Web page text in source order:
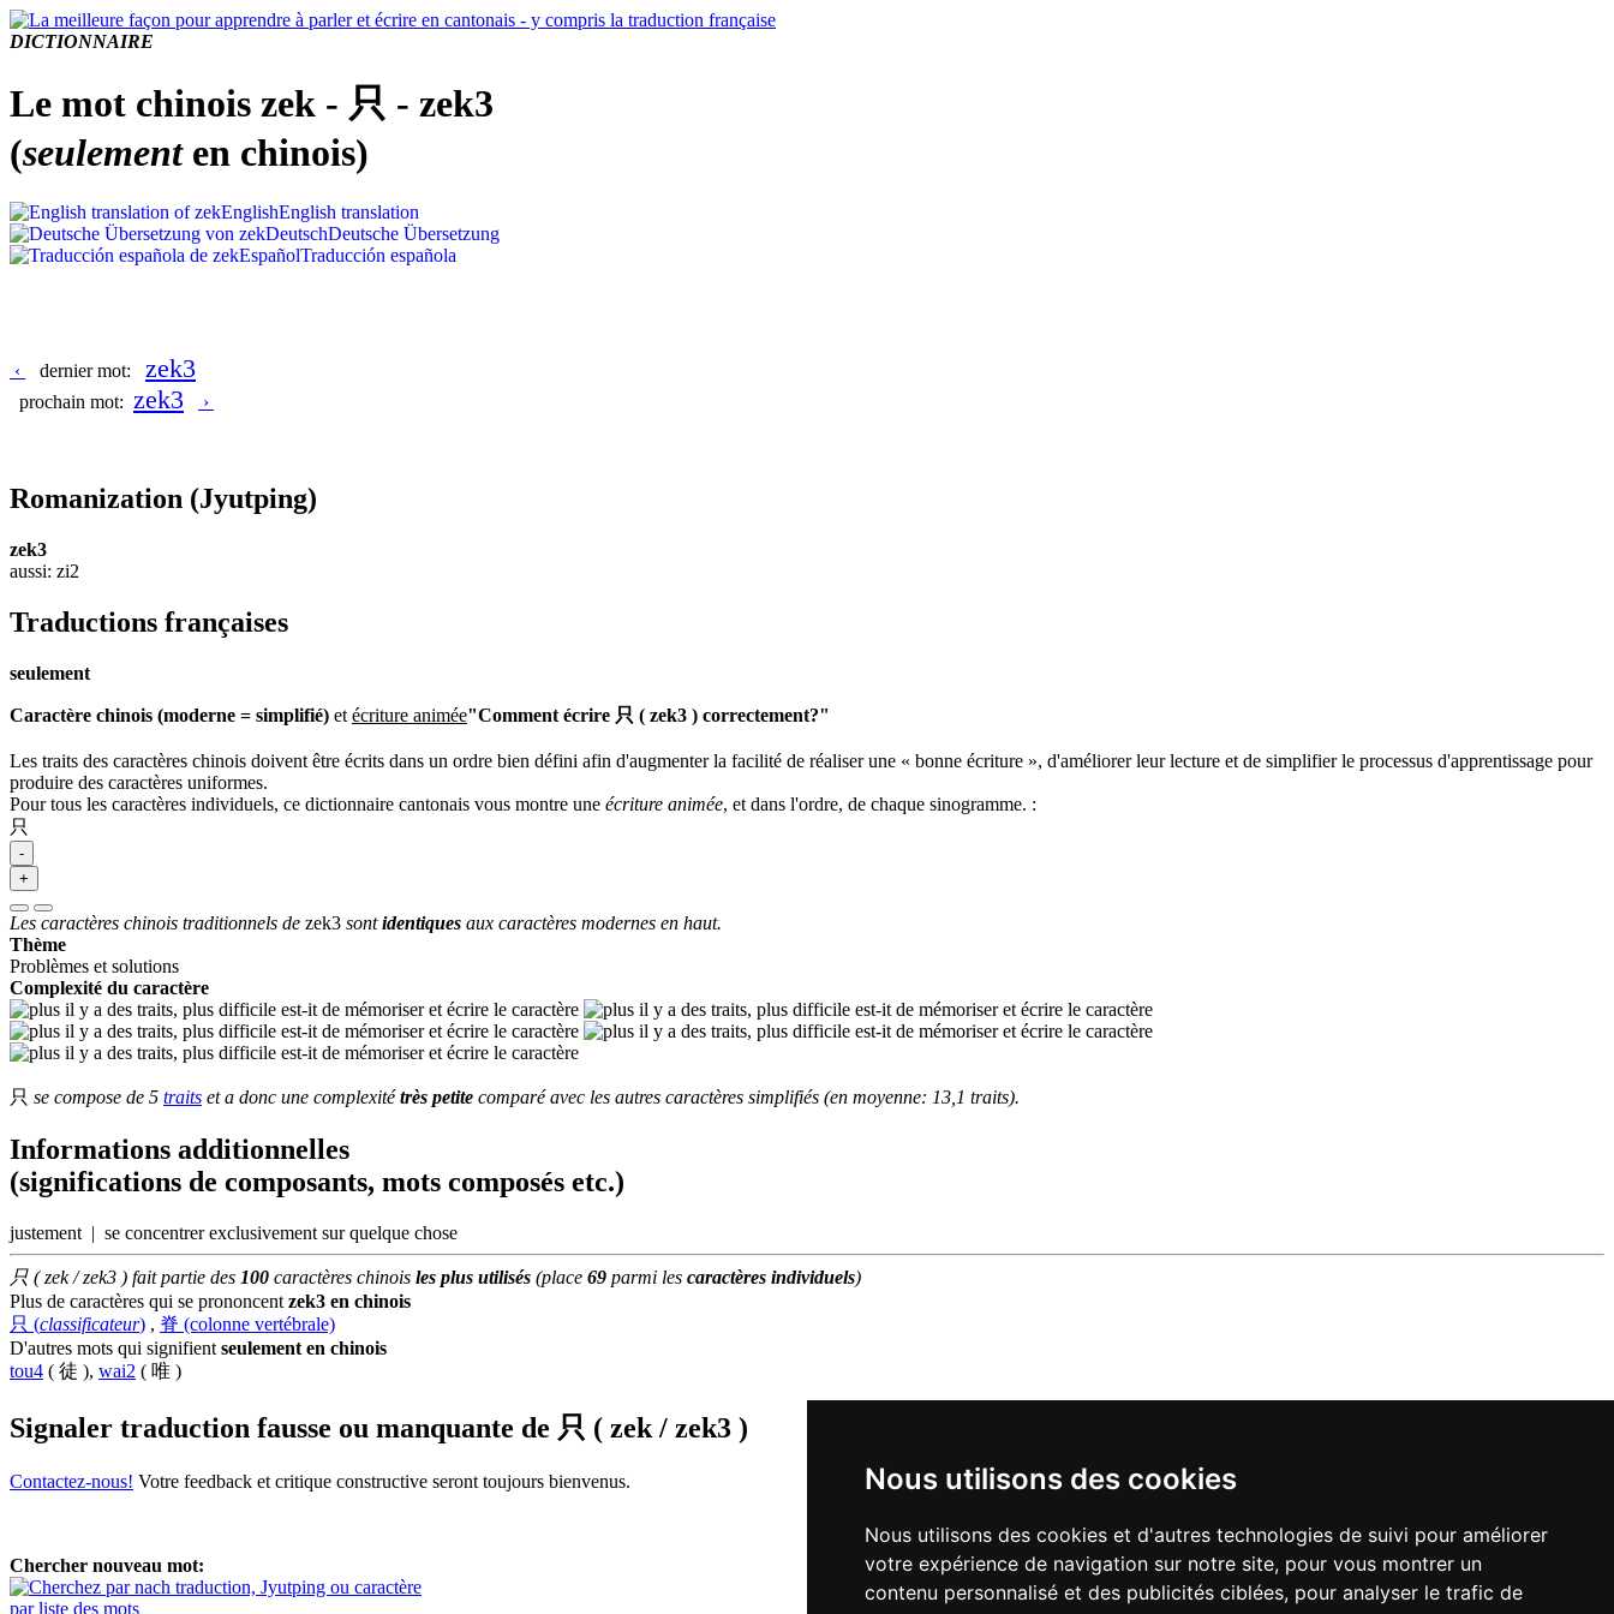
Nous utilisons des cookies
Nous utilisons des cookies et d'autres technologies de suivi pour améliorer
votre expérience de navigation sur notre site, pour vous montrer un
contenu personnalisé et des publicités ciblées, pour analyser le trafic de
DICTIONNAIRE
Le mot chinois zek - 只 - zek3
(seulementen chinois)
EnglishEnglish translation
DeutschDeutsche Übersetzung
EspañolTraducción española
‹ dernier mot: zek3
prochain mot: zek3 ›
Romanization (Jyutping)
zek3
aussi: zi2
Traductions françaises
seulement
Caractère chinois (moderne = simplifié) et écriture animée"Comment écrire 只 ( zek3 ) correctement?"
Les traits des caractères chinois doivent être écrits dans un ordre bien défini afin d'augmenter la facilité de réaliser une « bonne écriture », d'améliorer leur lecture et de simplifier le processus d'apprentissage pour
produire des caractères uniformes.
Pour tous les caractères individuels, ce dictionnaire cantonais vous montre une écriture animée, et dans l'ordre, de chaque sinogramme. :
只
-
+
Les caractères chinois traditionnels de zek3 sontidentiques aux caractères modernes en haut.
Thème
Problèmes et solutions
Complexité du caractère
只 se compose de 5 traits et a donc une complexitétrès petite comparé avec les autres caractères simplifiés (en moyenne: 13,1 traits).
Informations additionnelles
(significations de composants, mots composés etc.)
justement | se concentrer exclusivement sur quelque chose
只 ( zek / zek3 ) fait partie des 100 caractères chinois les plus utilisés (place 69 parmi les caractères individuels)
Plus de caractères qui se prononcent zek3 en chinois
只 (classificateur) , 脊 (colonne vertébrale)
D'autres mots qui signifient seulement en chinois
tou4 ( 徒 ), wai2 ( 唯 )
Signaler traduction fausse ou manquante de 只 ( zek / zek3 )
Contactez-nous! Votre feedback et critique constructive seront toujours bienvenus.
Chercher nouveau mot:
par liste des mots